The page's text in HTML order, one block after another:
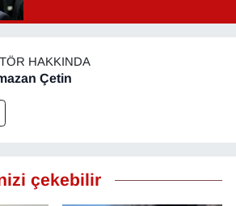
HAKKINDA
Çetin
çekebilir